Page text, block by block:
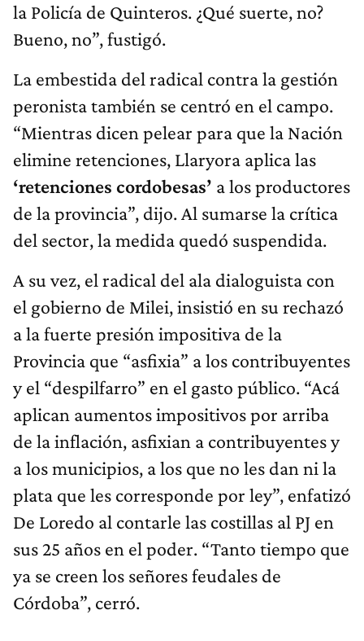
la Policía de Quinteros. ¿Qué suerte, no?
Bueno, no”, fustigó.
La embestida del radical contra la gestión
peronista también se centró en el campo.
“Mientras dicen pelear para que la Nación
elimine retenciones, Llaryora aplica las
‘retenciones cordobesas’ a los productores
de la provincia”, dijo. Al sumarse la crítica
del sector, la medida quedó suspendida.
A su vez, el radical del ala dialoguista con
el gobierno de Milei, insistió en su rechazó
a la fuerte presión impositiva de la
Provincia que “asfixia” a los contribuyentes
y el “despilfarro” en el gasto público. “Acá
aplican aumentos impositivos por arriba
de la inflación, asfixian a contribuyentes y
a los municipios, a los que no les dan ni la
plata que les corresponde por ley”, enfatizó
De Loredo al contarle las costillas al PJ en
sus 25 años en el poder. “Tanto tiempo que
ya se creen los señores feudales de
Córdoba”, cerró.